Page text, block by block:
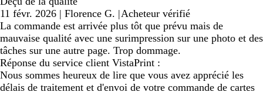
11 févr. 2026 | Florence G. |Acheteur vérifié
La commande est arrivée plus tôt que prévu mais de
mauvaise qualité avec une surimpression sur une photo et des
tâches sur une autre page. Trop dommage.
Réponse du service client VistaPrint :
Nous sommes heureux de lire que vous avez apprécié les
délais de traitement et d'envoi de votre commande de cartes